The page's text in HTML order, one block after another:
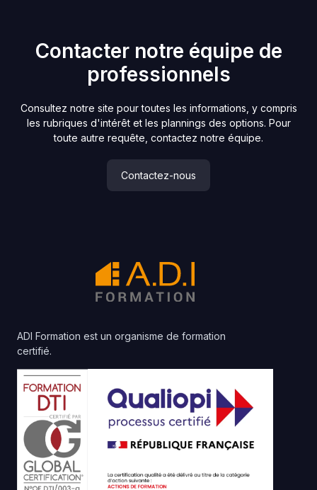
Contacter notre équipe de
professionnels
Consultez notre site pour toutes les informations, y compris
les rubriques d'intérêt et les plannings des options. Pour
toute autre requête, contactez notre équipe.
Contactez-nous
ADI Formation est un organisme de formation
certifié.